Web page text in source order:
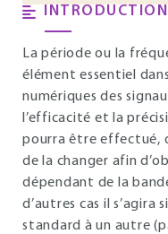
INTRODUCTION
La période ou la
élément essentiel
numériques des
l’efficacité et la
pourra être effectué,
de la changer afin
dépendant de la
d’autres cas il s’agira
standard à un autre